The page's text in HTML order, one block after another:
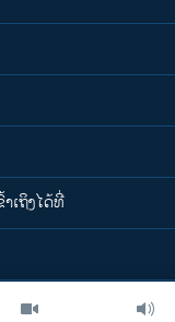
ເຖິງໄດ້ທີ່